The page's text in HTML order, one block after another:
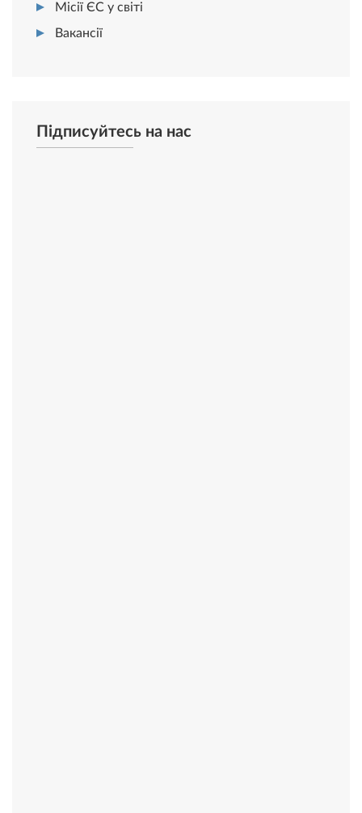
Місії ЄС у світі
Вакансії
Підписуйтесь на нас